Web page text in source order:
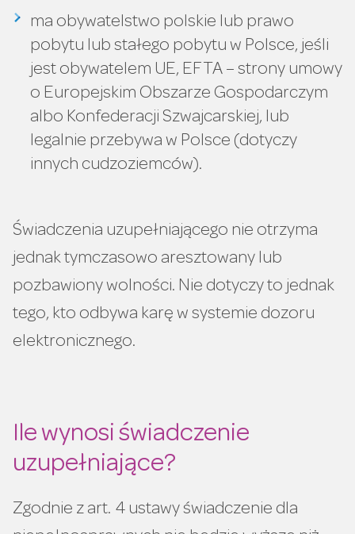
ma obywatelstwo polskie lub prawo
pobytu lub stałego pobytu w Polsce, jeśli
jest obywatelem UE, EFTA – strony umowy
o Europejskim Obszarze Gospodarczym
albo Konfederacji Szwajcarskiej, lub
legalnie przebywa w Polsce (dotyczy
innych cudzoziemców).
Świadczenia uzupełniającego nie otrzyma
jednak tymczasowo aresztowany lub
pozbawiony wolności. Nie dotyczy to jednak
tego, kto odbywa karę w systemie dozoru
elektronicznego.
Ile wynosi świadczenie
uzupełniające?
Zgodnie z art. 4 ustawy świadczenie dla